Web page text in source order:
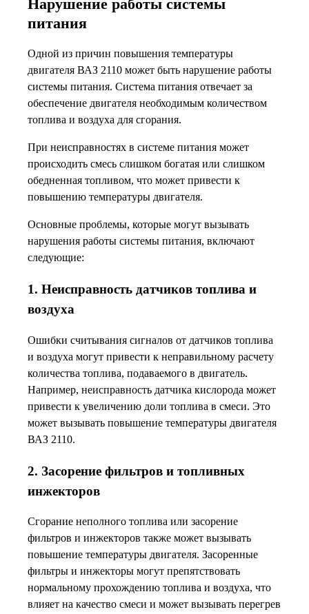
Нарушение работы системы
питания
Одной из причин повышения температуры
двигателя ВАЗ 2110 может быть нарушение работы
системы питания. Система питания отвечает за
обеспечение двигателя необходимым количеством
топлива и воздуха для сгорания.
При неисправностях в системе питания может
происходить смесь слишком богатая или слишком
обедненная топливом, что может привести к
повышению температуры двигателя.
Основные проблемы, которые могут вызывать
нарушения работы системы питания, включают
следующие:
1. Неисправность датчиков топлива и
воздуха
Ошибки считывания сигналов от датчиков топлива
и воздуха могут привести к неправильному расчету
количества топлива, подаваемого в двигатель.
Например, неисправность датчика кислорода может
привести к увеличению доли топлива в смеси. Это
может вызывать повышение температуры двигателя
ВАЗ 2110.
2. Засорение фильтров и топливных
инжекторов
Сгорание неполного топлива или засорение
фильтров и инжекторов также может вызывать
повышение температуры двигателя. Засоренные
фильтры и инжекторы могут препятствовать
нормальному прохождению топлива и воздуха, что
влияет на качество смеси и может вызывать перегрев